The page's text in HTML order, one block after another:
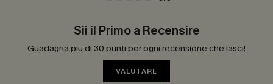
Sii il Primo a Recensire
Guadagna più di 30 punti per ogni recensione che lasci!
VALUTARE